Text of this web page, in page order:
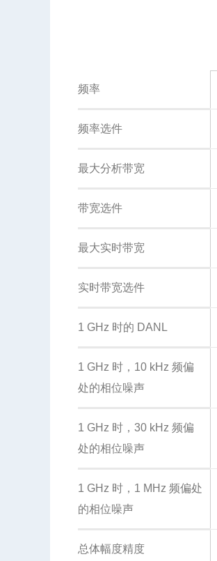
频率
频率选件
最大分析带宽
带宽选件
最大实时带宽
实时带宽选件
1 GHz 时的 DANL
1 GHz 时，10 kHz 频偏
处的相位噪声
1 GHz 时，30 kHz 频偏
处的相位噪声
1 GHz 时，1 MHz 频偏处
的相位噪声
总体幅度精度